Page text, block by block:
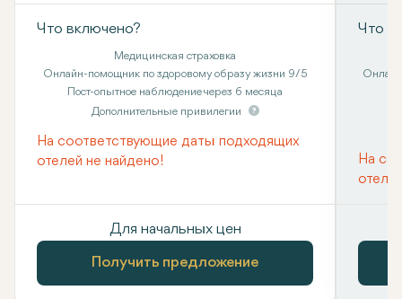
Что включено?
Медицинская страховка
Онлайн-помощник по здоровому образу жизни 9/5
Пост-опытное наблюдение через 6 месяца
Дополнительные привилегии
На соответствующие даты подходящих
отелей не найдено!
Для начальных цен
Получить предложение
Что
На